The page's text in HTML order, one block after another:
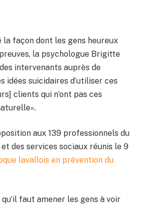
la façon dont les gens heureux
la psychologue Brigitte
intervenants auprès de
idées suicidaires d’utiliser ces
clients qui n’ont pas ces
aux 139 professionnels du
des services sociaux réunis le 9
lavallois en prévention du
faut amener les gens à voir